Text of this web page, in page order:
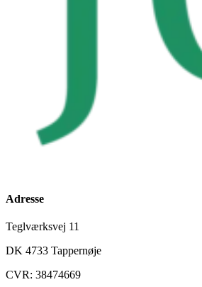
Adresse
Teglværksvej 11
DK 4733 Tappernøje
CVR: 38474669